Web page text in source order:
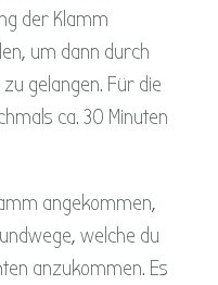
der Klamm
um dann durch
gelangen. Für die
ca. 30 Minuten
angekommen,
welche du
anzukommen. Es